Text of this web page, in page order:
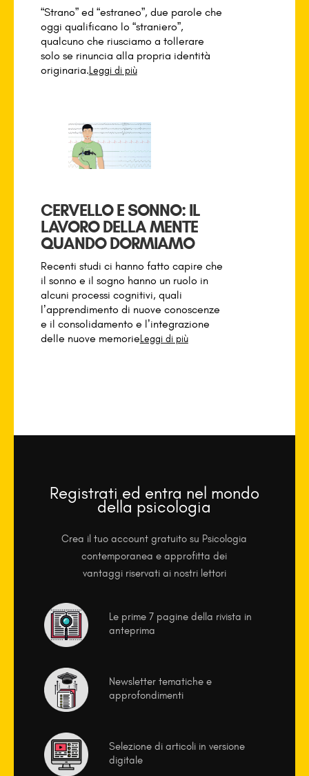
“Strano” ed “estraneo”, due parole che
oggi qualificano lo “straniero”,
qualcuno che riusciamo a tollerare
solo se rinuncia alla propria identità
originaria.Leggi di più
CERVELLO E SONNO: IL
LAVORO DELLA MENTE
QUANDO DORMIAMO
Recenti studi ci hanno fatto capire che
il sonno e il sogno hanno un ruolo in
alcuni processi cognitivi, quali
l’apprendimento di nuove conoscenze
e il consolidamento e l’integrazione
delle nuove memorieLeggi di più
Registrati ed entra nel mondo
della psicologia
Crea il tuo account gratuito su Psicologia
contemporanea e approfitta dei
vantaggi riservati ai nostri lettori
Le prime 7 pagine della rivista in
anteprima
Newsletter tematiche e
approfondimenti
Selezione di articoli in versione
digitale